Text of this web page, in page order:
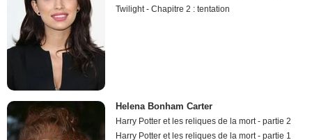
Twilight - Chapitre 2 : tentation
Helena Bonham Carter
Harry Potter et les reliques de la mort - partie 2
Harry Potter et les reliques de la mort - partie 1